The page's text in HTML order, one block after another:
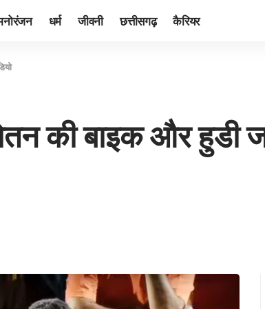
धर्म जीवनी छत्तीसगढ़ कैरियर
की बाइक और हुडी